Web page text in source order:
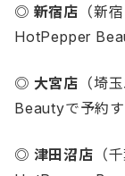
◎ 新宿店 （新
HotPepper
◎ 大宮店 （埼
Beautyで予約
◎ 津田沼店 （